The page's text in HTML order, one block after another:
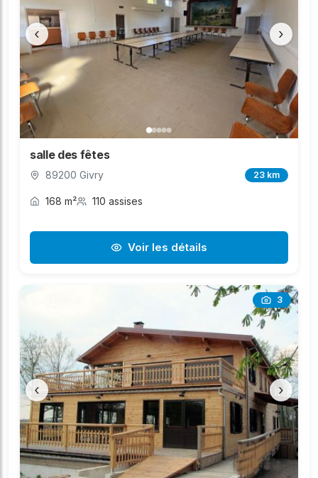
‹ ›
salle des fêtes
89200 Givry 23 km
168 m² 110 assises
Voir les détails
3
‹ ›